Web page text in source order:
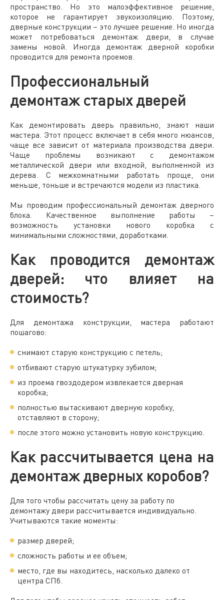
пространство. Но это малоэффективное решение,
которое не гарантирует звукоизоляцию. Поэтому,
дверные конструкции – это лучшее решение. Но иногда
может потребоваться демонтаж двери, в случае
замены новой. Иногда демонтаж дверной коробки
проводится для ремонта проемов.
Профессиональный
демонтаж старых дверей
Как демонтировать дверь правильно, знают наши
мастера. Этот процесс включает в себя много нюансов,
чаще все зависит от материала производства двери.
Чаще проблемы возникают с демонтажом
металлической двери или входной, выполненной из
дерева. С межкомнатными работать проще, они
меньше, тоньше и встречаются модели из пластика.
Мы проводим профессиональный демонтаж дверного
блока. Качественное выполнение работы –
возможность установки нового коробка с
минимальными сложностями, доработками.
Как проводится демонтаж
дверей: что влияет на
стоимость?
Для демонтажа конструкции, мастера работают
пошагово:
снимают старую конструкцию с петель;
отбивают старую штукатурку зубилом;
из проема гвоздодером извлекается дверная
коробка;
полностью вытаскивают дверную коробку,
отставляют в сторону;
после этого можно установить новую конструкцию.
Как рассчитывается цена на
демонтаж дверных коробов?
Для того чтобы рассчитать цену за работу по
демонтажу двери рассчитывается индивидуально.
Учитываются такие моменты:
размер дверей;
сложность работы и ее объем;
место, где вы находитесь, насколько далеко от
центра СПб.